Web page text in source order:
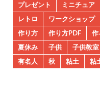
プレゼント
ミニチュア
レトロ
ワークショップ
作り方
作り方PDF 作
夏休み
子供 子供教室
有名人
秋 粘土 粘